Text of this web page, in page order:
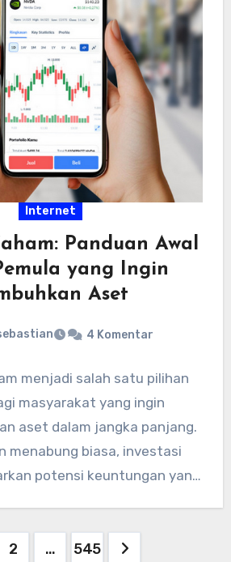
Internet
Panduan Awal
yang Ingin
Aset
4 Komentar
menjadi salah satu pilihan
masyarakat yang ingin
aset dalam jangka panjang.
menabung biasa, investasi
potensi keuntungan yang
2 … 545